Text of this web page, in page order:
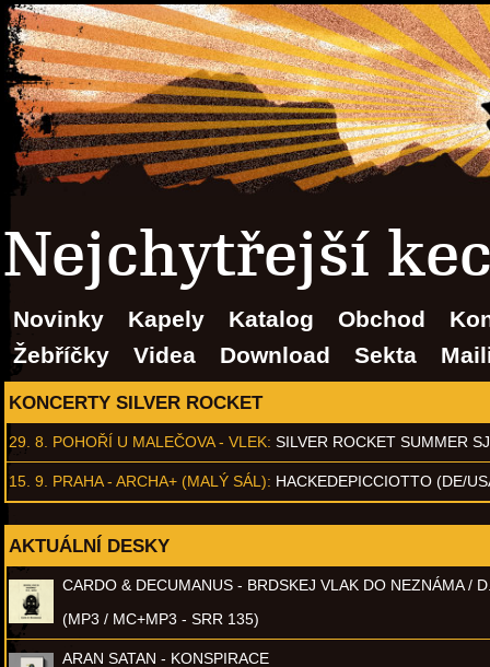
Nejchytřejší
Novinky Kapely Katalog Obchod
Žebříčky
Videa Download Sekta
KONCERTY SILVER ROCKET
29. 8. POHOŘÍ U MALEČOVA - VLEK: SILVER ROCKET SUMMER
15. 9. PRAHA - ARCHA+ (MALÝ SÁL): HACKEDEPICCIOTTO (DE/
AKTUÁLNÍ DESKY
CARDO & DECUMANUS - BRDSKEJ VLAK DO NEZNÁMA /
(MP3 / MC+MP3 - SRR 135)
ARAN SATAN - KONSPIRACE